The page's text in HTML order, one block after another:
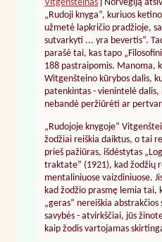
Vitgenšteinas į Norvegiją
„Rudoji knyga“, kuriuos
užmetė lapkričio pradžioje,
sutvarkyti ... yra bevertis“.
parašė tai, kas tapo
188 pastraipomis. Manoma,
Witgenšteino kūrybos dalis,
patenkintas - vienintelė dalis,
nebandė peržiūrėti ar
„Rudojoje knygoje“
žodžiai reiškia daiktus, o tai
prieš pažiūras, išdėstytas
traktate” (1921), kad žodžių
mentaliniuose vaizdiniuose.
kad žodžio prasmę lemia tai,
„geras“ nereiškia
savybės - atvirkščiai, jūs
kaip žodis vartojamas